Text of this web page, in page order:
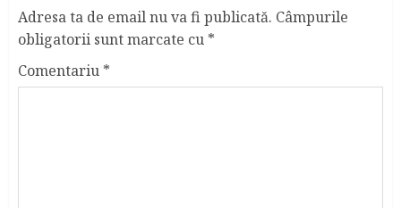
Adresa ta de email nu va fi publicată. Câmpurile
obligatorii sunt marcate cu *
Comentariu *